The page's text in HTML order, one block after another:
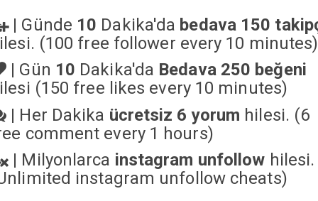
| Günde 10 Dakika'da bedava 150
(100 free follower every 10 minutes)
| Gün 10 Dakika'da Bedava 250 beğeni
(150 free likes every 10 minutes)
| Her Dakika ücretsiz 6 yorum hilesi. (6
comment every 1 hours)
| Milyonlarca instagram unfollow hilesi.
instagram unfollow cheats)